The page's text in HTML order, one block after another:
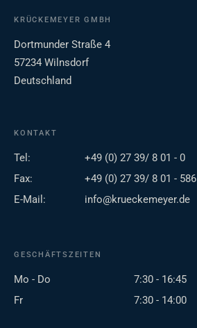
KRÜCKEMEYER GMBH
Dortmunder Straße 4
57234 Wilnsdorf
Deutschland
KONTAKT
Tel:
+49 (0) 27 39/ 8 01 - 0
Fax:
+49 (0) 27 39/ 8 01 - 586
E-Mail:
info@krueckemeyer.de
GESCHÄFTSZEITEN
Mo - Do
7:30 - 16:45
Fr
7:30 - 14:00